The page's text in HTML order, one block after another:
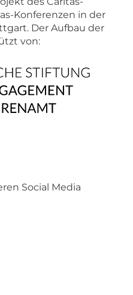
Konferenzen in der
Der Aufbau der
von:
Social Media